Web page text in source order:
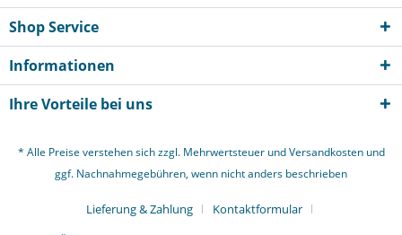
Shop Service
Informationen
Ihre Vorteile bei uns
* Alle Preise verstehen sich zzgl. Mehrwertsteuer undVersandkostenund
ggf. Nachnahmegebühren, wenn nicht anders beschrieben
Lieferung & Zahlung
Kontaktformular